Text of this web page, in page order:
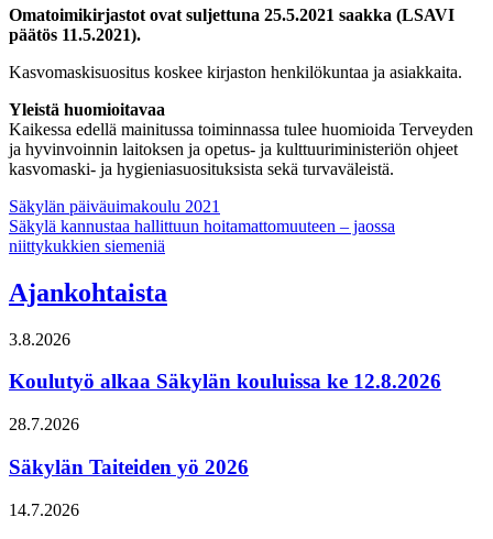
Omatoimikirjastot ovat suljettuna 25.5.2021 saakka (LSAVI
päätös 11.5.2021).
Kasvomaskisuositus koskee kirjaston henkilökuntaa ja asiakkaita.
Yleistä huomioitavaa
Kaikessa edellä mainitussa toiminnassa tulee huomioida Terveyden
ja hyvinvoinnin laitoksen ja opetus- ja kulttuuriministeriön ohjeet
kasvomaski- ja hygieniasuosituksista sekä turvaväleistä.
Artikkelien
selaus
Säkylän päiväuimakoulu 2021
Säkylä kannustaa hallittuun hoitamattomuuteen – jaossa
niittykukkien siemeniä
Ajankohtaista
3.8.2026
Koulutyö alkaa Säkylän kouluissa ke 12.8.2026
28.7.2026
Säkylän Taiteiden yö 2026
14.7.2026